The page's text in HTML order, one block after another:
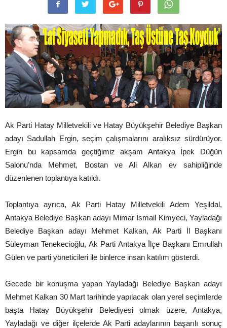
Ak Parti Hatay Milletvekili ve Hatay Büyükşehir Belediye Başkan
adayı Sadullah Ergin, seçim çalışmalarını aralıksız sürdürüyor.
Ergin bu kapsamda geçtiğimiz akşam Antakya İpek Düğün
Salonu’nda Mehmet, Bostan ve Ali Alkan ev sahipliğinde
düzenlenen toplantıya katıldı.
Toplantıya ayrıca, Ak Parti Hatay Milletvekili Adem Yeşildal,
Antakya Belediye Başkan adayı Mimar İsmail Kimyeci, Yayladağı
Belediye Başkan adayı Mehmet Kalkan, Ak Parti İl Başkanı
Süleyman Tenekecioğlu, Ak Parti Antakya İlçe Başkanı Emrullah
Gülen ve parti yöneticileri ile binlerce insan katılım gösterdi.
Gecede bir konuşma yapan Yayladağı Belediye Başkan adayı
Mehmet Kalkan 30 Mart tarihinde yapılacak olan yerel seçimlerde
başta Hatay Büyükşehir Belediyesi olmak üzere, Antakya,
Yayladağı ve diğer ilçelerde Ak Parti adaylarının başarılı sonuç